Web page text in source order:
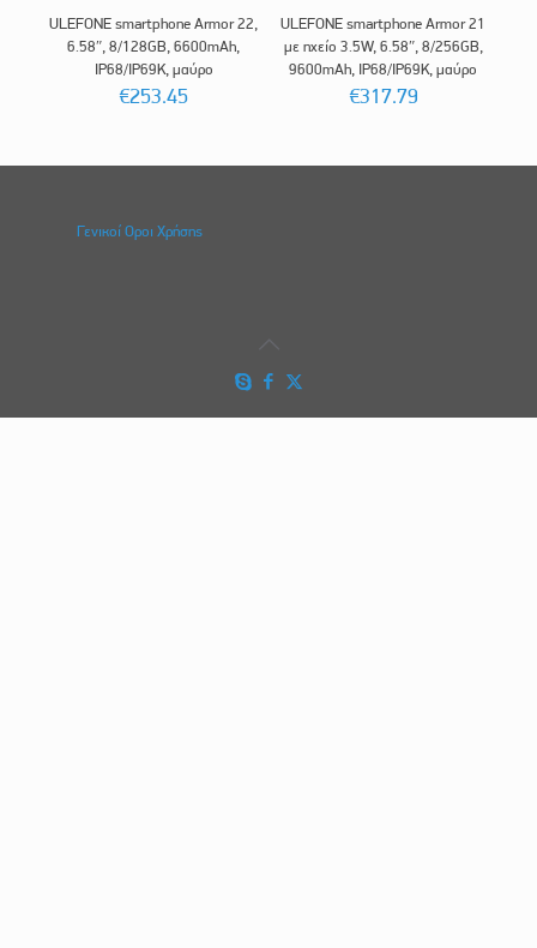
ULEFONE smartphone Armor 22,
6.58″, 8/128GB, 6600mAh,
IP68/IP69K, μαύρο
€253.45
ULEFONE smartphone Armor 21
με ηχείο 3.5W, 6.58″, 8/256GB,
9600mAh, IP68/IP69K, μαύρο
€317.79
Γενικοί Οροι Χρήσης